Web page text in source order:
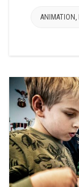
ANIMATION ,